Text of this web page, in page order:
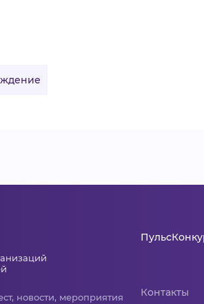
новости, мероприятия
Пульс
Контакты